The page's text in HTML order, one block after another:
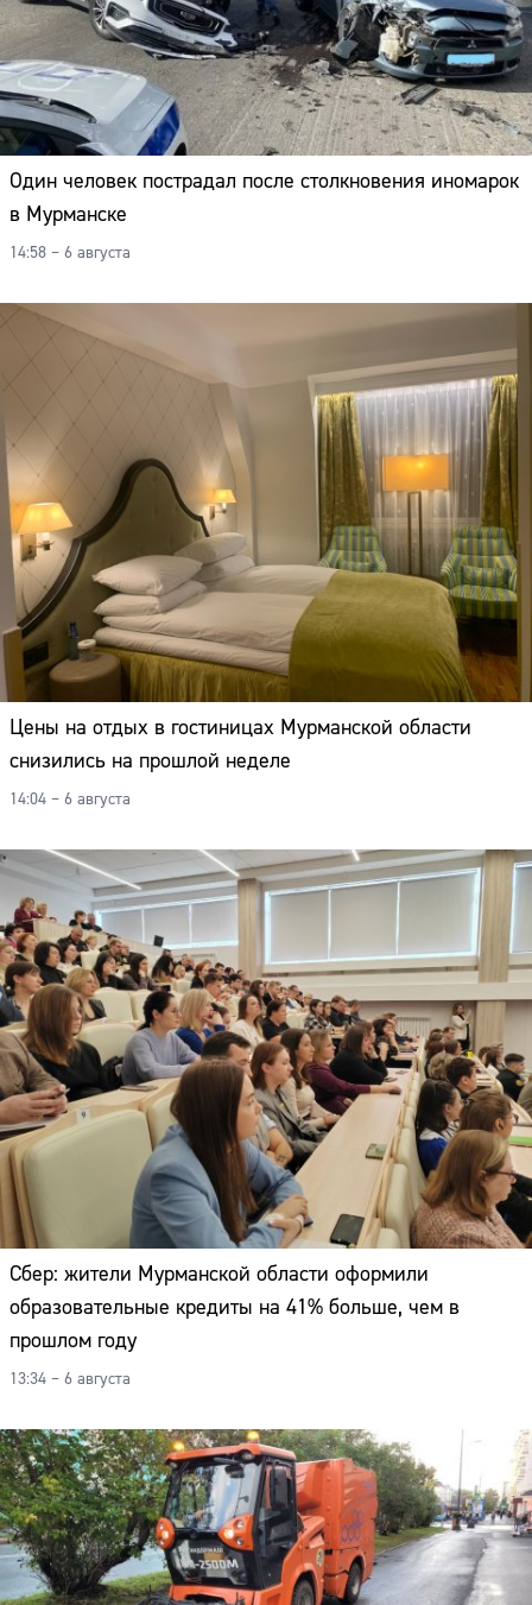
Один человек пострадал после столкновения иномарок
в Мурманске
14:58 – 6 августа
Цены на отдых в гостиницах Мурманской области
снизились на прошлой неделе
14:04 – 6 августа
Сбер: жители Мурманской области оформили
образовательные кредиты на 41% больше, чем в
прошлом году
13:34 – 6 августа